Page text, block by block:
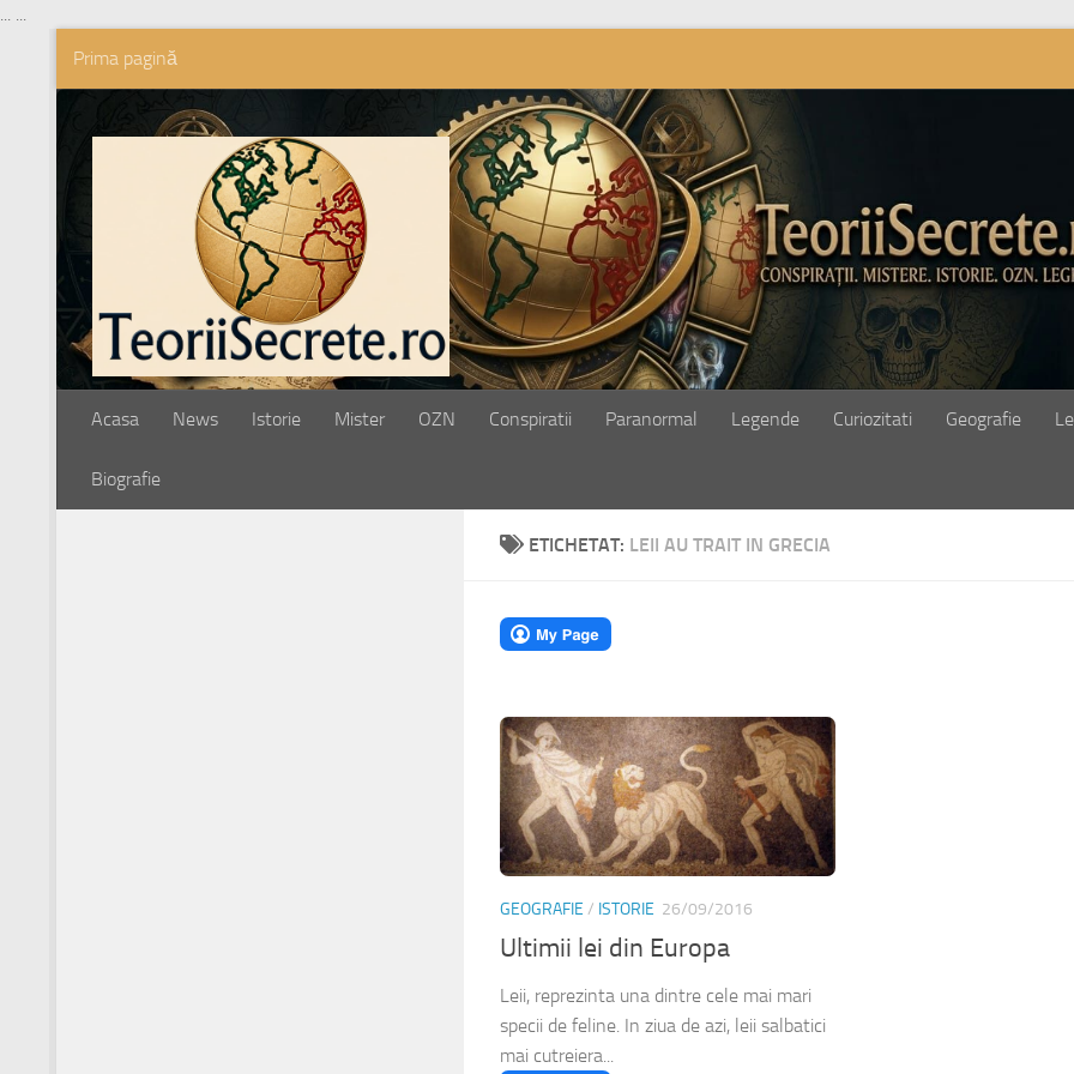
... ...
Skip to content
Prima pagină
Acasa News Istorie Mister OZN Conspiratii Paranormal Legende Curiozitati Geografie
Biografie
ETICHETAT: LEII AU TRAIT IN GRECIA
GEOGRAFIE / ISTORIE 26/09/2016
Ultimii lei din Europa
Leii, reprezinta una dintre cele mai mari
specii de feline. In ziua de azi, leii salbatici
mai cutreiera...